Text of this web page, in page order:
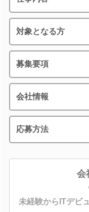
対象となる方
募集要項
会社情報
応募方法
会
未経験からITデビ